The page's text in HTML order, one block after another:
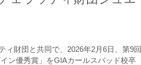
ィ財団と共同で、2026年2月6日、第9回
ン優秀賞」をGIAカールスバッド校卒